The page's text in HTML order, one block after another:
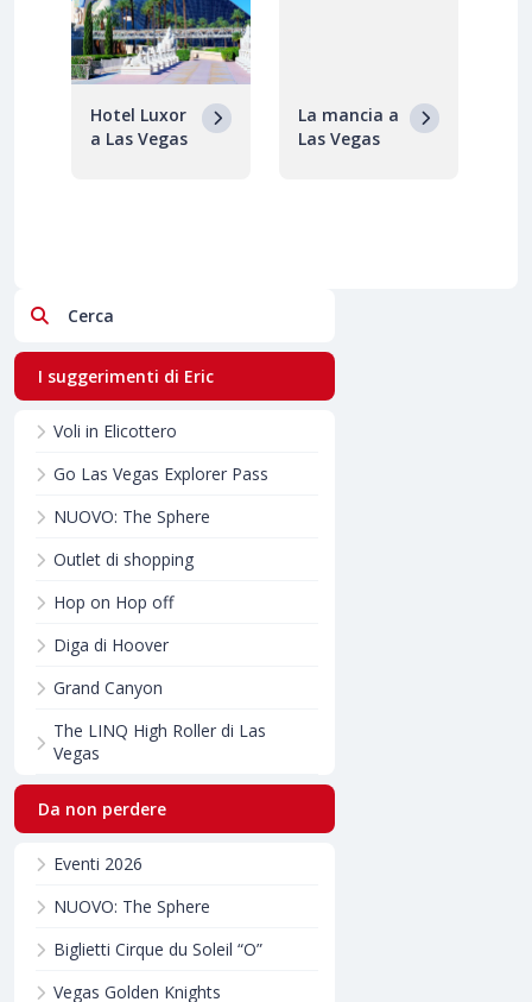
Hotel Luxor
a Las Vegas
La mancia a
Las Vegas
Cerca
I suggerimenti di Eric
Voli in Elicottero
Go Las Vegas Explorer Pass
NUOVO: The Sphere
Outlet di shopping
Hop on Hop off
Diga di Hoover
Grand Canyon
The LINQ High Roller di Las
Vegas
Da non perdere
Eventi 2026
NUOVO: The Sphere
Biglietti Cirque du Soleil “O”
Vegas Golden Knights